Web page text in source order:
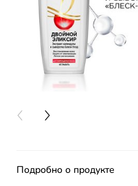
PREVIOUS CARD
NEXT CARD
Подробно о продукте